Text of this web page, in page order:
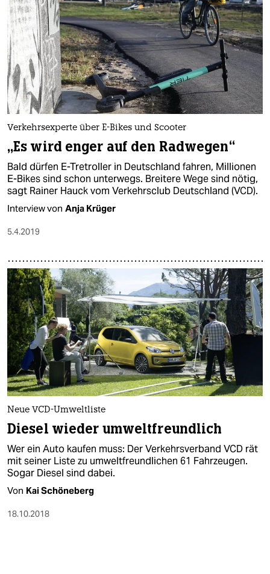
Verkehrsexperte über E-Bikes und Scooter
„Es wird enger auf den Radwegen“
Bald dürfen E-Tretroller in Deutschland fahren, Millionen
E-Bikes sind schon unterwegs. Breitere Wege sind nötig,
sagt Rainer Hauck vom Verkehrsclub Deutschland (VCD).
Interview von Anja Krüger
5.4.2019
Neue VCD-Umweltliste
Diesel wieder umweltfreundlich
Wer ein Auto kaufen muss: Der Verkehrsverband VCD rät
mit seiner Liste zu umweltfreundlichen 61 Fahrzeugen.
Sogar Diesel sind dabei.
Von Kai Schöneberg
18.10.2018